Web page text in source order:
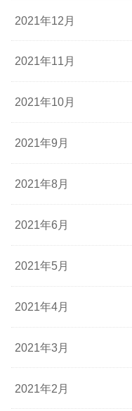
2021年12月
2021年11月
2021年10月
2021年9月
2021年8月
2021年6月
2021年5月
2021年4月
2021年3月
2021年2月